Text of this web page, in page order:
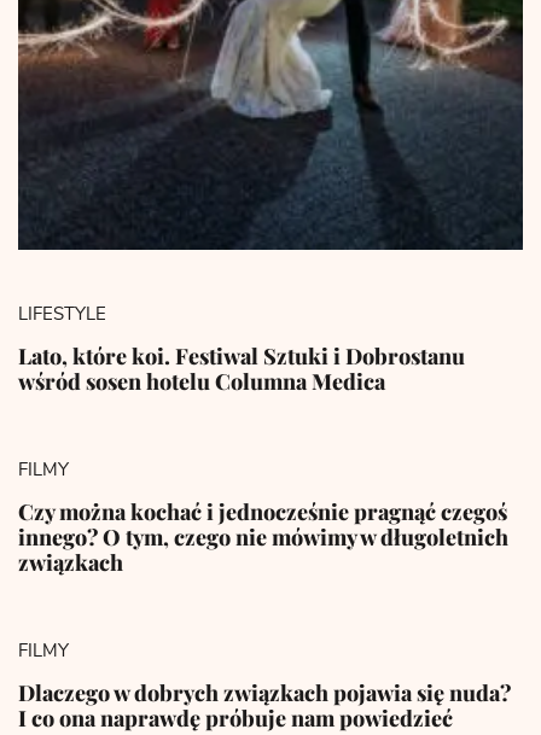
LIFESTYLE
Lato, które koi. Festiwal Sztuki i Dobrostanu
wśród sosen hotelu Columna Medica
FILMY
Czy można kochać i jednocześnie pragnąć czegoś
innego? O tym, czego nie mówimy w długoletnich
związkach
FILMY
Dlaczego w dobrych związkach pojawia się nuda?
I co ona naprawdę próbuje nam powiedzieć